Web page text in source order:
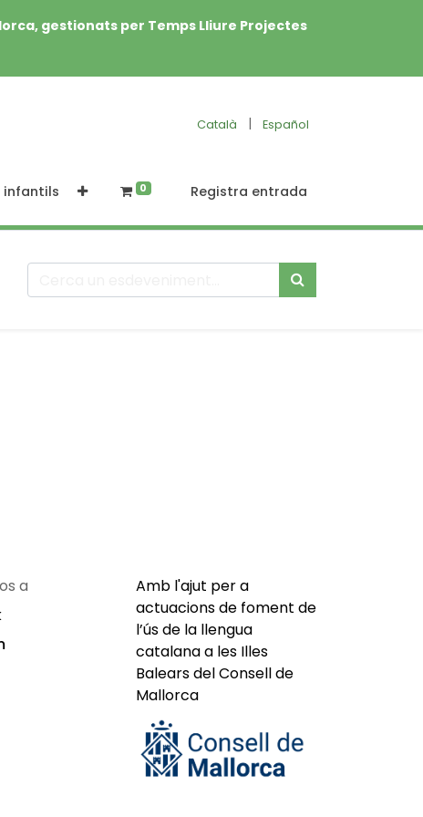
gestionats per Temps Lliure Projectes
Català | Español
infantils 0 Registra entrada
a
Amb l'ajut per a
actuacions de foment de
l’ús de la llengua
catalana a les Illes
Balears del Consell de
Mallorca